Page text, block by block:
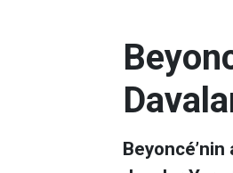
Beyoncé’nin